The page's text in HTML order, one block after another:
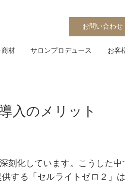
お問い合わせ
商材 サロンプロデュース お客
入のメリット
刻化しています。こうした
する「セルライトゼロ２」